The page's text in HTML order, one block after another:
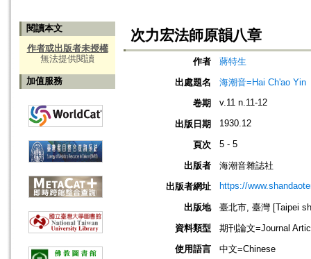
閱讀本文
作者或出版者未授權
無法提供閱讀
加值服務
次力宏法師原韻八章
作者
蔣特生
出處題名
海潮音=Hai Ch'ao Yin
卷期
v.11 n.11-12
出版日期 1930.12
頁次 5 - 5
出版者
海潮音雜誌社
出版者網址
https://
出版地
臺北市, 臺灣 [Taipei
資料類型
期刊論文=Journal
使用語言
中文=Chinese